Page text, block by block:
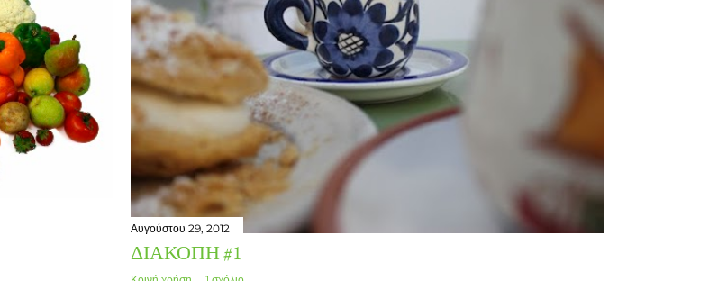
Αυγούστου 29, 2012
ΔΙΑΚΟΠΉ #1